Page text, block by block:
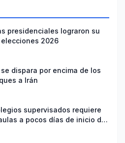
presidenciales lograron su
2026
dispara por encima de los
a Irán
supervisados requiere
a pocos días de inicio del